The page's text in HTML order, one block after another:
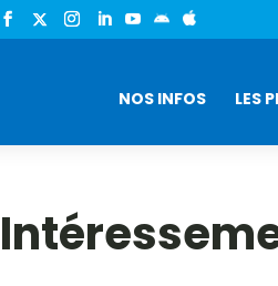
 
NOS INFOS LES